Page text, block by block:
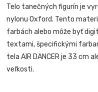
Telo tanečných figurín je
nylonu Oxford. Tento
farbách alebo môže byť
textami, špecifickými
tela AIR DANCER je 33 cm
veľkosti.